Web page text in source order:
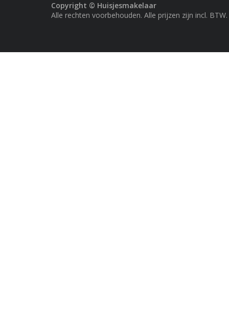
Copyright © Huisjesmakelaar
Alle rechten voorbehouden. Alle prijzen zijn incl. BTW.